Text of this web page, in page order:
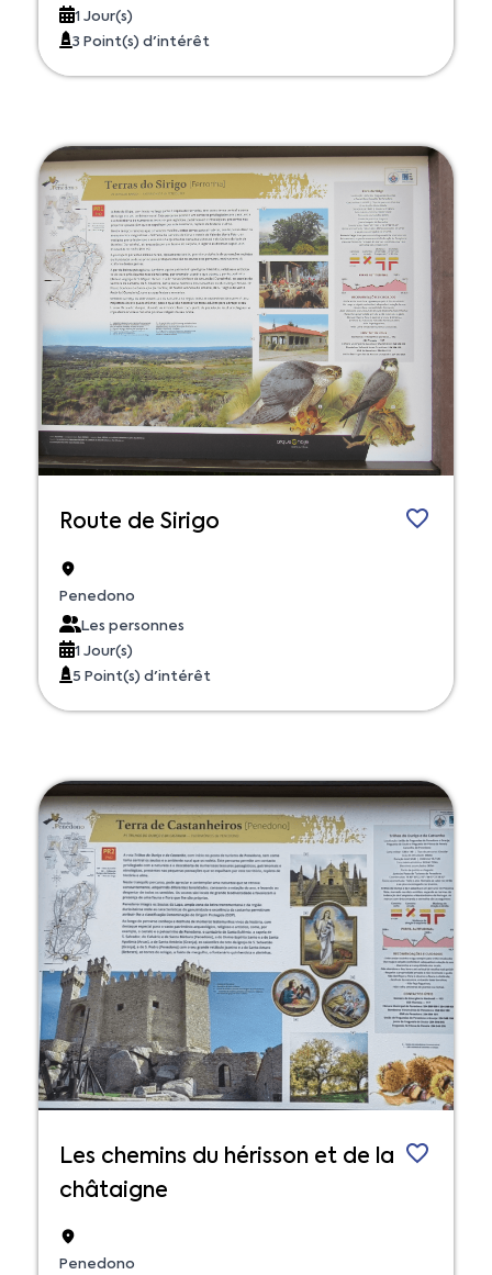
1 Jour(s)
3 Point(s) d'intérêt
Route de Sirigo
Penedono
Les personnes
1 Jour(s)
5 Point(s) d'intérêt
Les chemins du hérisson et de la
châtaigne
Penedono